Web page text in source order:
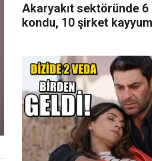
Akaryakıt sektöründe
kondu, 10 şirket